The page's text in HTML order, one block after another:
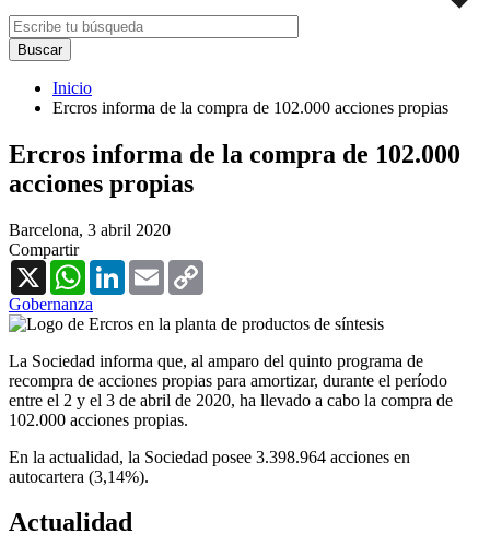
Inicio
Ercros informa de la compra de 102.000 acciones propias
Ercros informa de la compra de 102.000
acciones propias
Barcelona, 3 abril 2020
Compartir
X
WhatsAppLinkedInEmail
Gobernanza
La Sociedad informa que, al amparo del quinto programa de
recompra de acciones propias para amortizar, durante el período
entre el 2 y el 3 de abril de 2020, ha llevado a cabo la compra de
102.000 acciones propias.
En la actualidad, la Sociedad posee 3.398.964 acciones en
autocartera (3,14%).
Actualidad